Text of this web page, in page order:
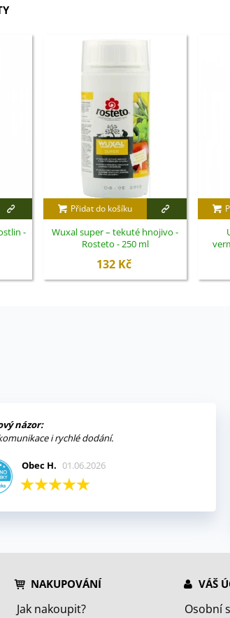
-
Přidat do košíku
Wuxal super – tekuté hnojivo -
Rosteto - 250 ml
132 Kč
názor:
i rychlé dodání.
Obec H. 01.06.2026
NAKUPOVÁNÍ
Jak nakoupit?
VÁŠ
Osobní